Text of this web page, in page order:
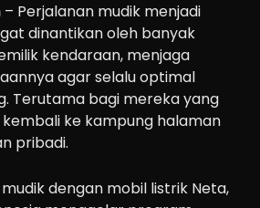
– Perjalanan mudik menjadi
dinantikan oleh banyak
kendaraan, menjaga
agar selalu optimal
Terutama bagi mereka yang
ke kampung halaman
pribadi.
dengan mobil listrik Neta,